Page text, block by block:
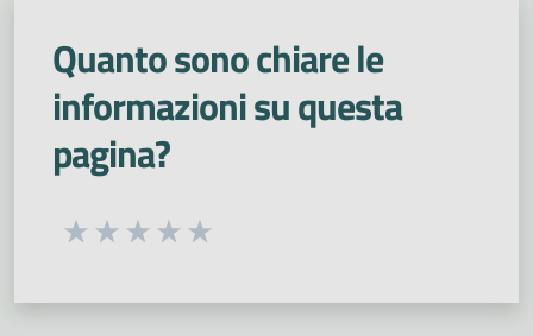
Quanto sono chiare le
informazioni su questa
pagina?
Seleziona una valutazione da 1 a 5 stelle